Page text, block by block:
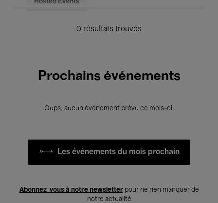
Hosted Events
0 résultats trouvés
Prochains événements
Oups, aucun événement prévu ce mois-ci.
Les événements du mois prochain
Abonnez-vous à notre newsletterpour ne rien manquer de
notre actualité